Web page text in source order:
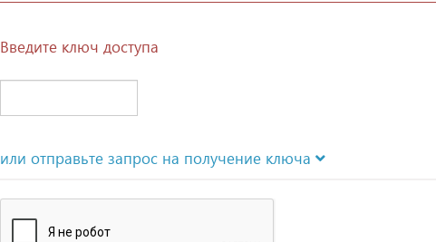
Введите ключ доступа
или отправьте запрос на получение ключа